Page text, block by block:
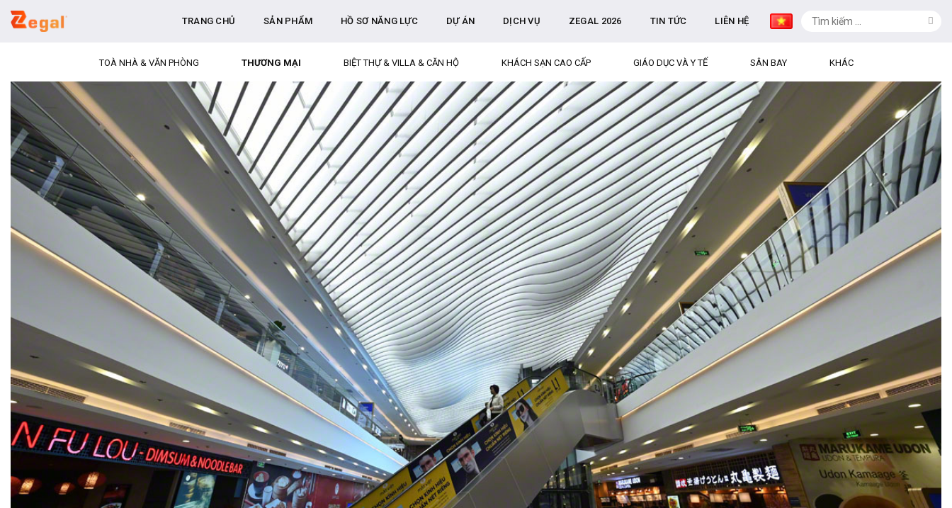
Bỏ
qua
TRANG CHỦ SẢN PHẨM HỒ SƠ NĂNG LỰC DỰ ÁN DỊCH VỤ ZEGAL 2026 TIN TỨC LIÊN HỆ
TOÀ NHÀ & VĂN PHÒNG THƯƠNG MẠI BIỆT THỰ & VILLA & CĂN HỘ KHÁCH SẠN CAO CẤP GIÁO DỤC VÀ Y TẾ SÂN BAY KHÁC